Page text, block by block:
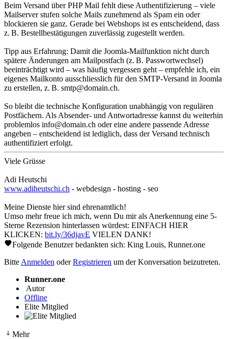
Beim Versand über PHP Mail fehlt diese Authentifizierung – viele
Mailserver stufen solche Mails zunehmend als Spam ein oder
blockieren sie ganz. Gerade bei Webshops ist es entscheidend, dass
z. B. Bestellbestätigungen zuverlässig zugestellt werden.
Tipp aus Erfahrung: Damit die Joomla-Mailfunktion nicht durch
spätere Änderungen am Mailpostfach (z. B. Passwortwechsel)
beeinträchtigt wird – was häufig vergessen geht – empfehle ich, ein
eigenes Mailkonto ausschliesslich für den SMTP-Versand in Joomla
zu erstellen, z. B. smtp@domain.ch.
So bleibt die technische Konfiguration unabhängig von regulären
Postfächern. Als Absender- und Antwortadresse kannst du weiterhin
problemlos info@domain.ch oder eine andere passende Adresse
angeben – entscheidend ist lediglich, dass der Versand technisch
authentifiziert erfolgt.
Viele Grüsse
Adi Heutschi
www.adiheutschi.ch - webdesign - hosting - seo
Meine Dienste hier sind ehrenamtlich!
Umso mehr freue ich mich, wenn Du mir als Anerkennung eine 5-
Sterne Rezension hinterlassen würdest: EINFACH HIER
KLICKEN: bit.ly/36djavE VIELEN DANK!
Folgende Benutzer bedankten sich: King Louis, Runner.one
Bitte Anmelden oderRegistrieren um der Konversation beizutreten.
Runner.one
Autor
Offline
Elite Mitglied
Mehr